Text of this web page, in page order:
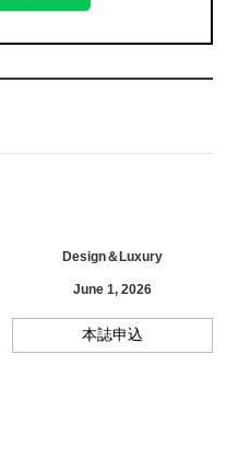
Design＆Luxury
June 1, 2026
本誌申込